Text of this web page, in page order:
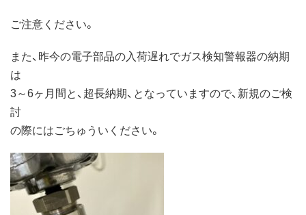
ご注意ください。
また、昨今の電子部品の入荷遅れでガス検知警報器の納期
は
3～6ヶ月間と、超長納期、となっていますので、新規のご検
討
の際にはごちゅういください。